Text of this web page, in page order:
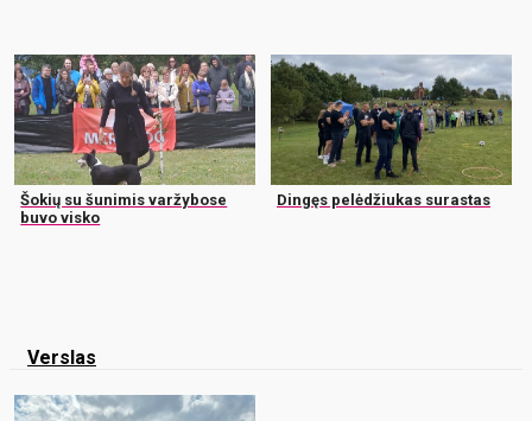
Šokių su šunimis varžybose
buvo visko
Dingęs pelėdžiukas surastas
Verslas